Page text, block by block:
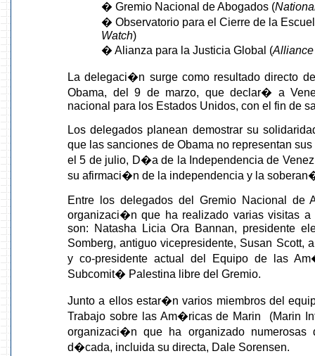
� Gremio Nacional de Abogados (
� Observatorio para el Cierre de la
Watch)
� Alianza para la Justicia Global (
La delegaci�n surge como resultado directo
Obama, del 9 de marzo, que declar� a
nacional para los Estados Unidos, con el fin de
Los delegados planean demostrar su
que las sanciones de Obama no representan
el 5 de julio, D�a de la Independencia de
su afirmaci�n de la independencia y la
Entre los delegados del Gremio Nacional de
organizaci�n que ha realizado varias visitas a
son: Natasha Licia Ora Bannan, presidente
Somberg, antiguo vicepresidente, Susan Scott,
y co-presidente actual del Equipo de las
Subcomit� Palestina libre del Gremio.
Junto a ellos estar�n varios miembros del
Trabajo sobre las Am�ricas de Marin (Marin
organizaci�n que ha organizado
d�cada, incluida su directa, Dale Sorensen.